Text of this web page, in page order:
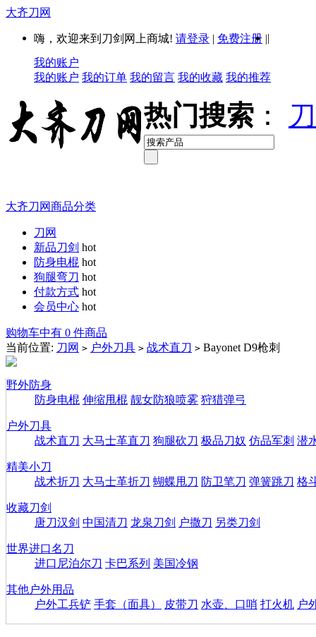
大齐刀网
嗨，欢迎来到刀剑网上商城! 请登录 | 免费注册 ||
我的账户
我的账户 我的订单 我的留言 我的收藏 我的推荐
热门搜索 ：
大齐刀网商品分类
刀网
新品刀剑 hot
防身电棍 hot
狗腿弯刀 hot
付款方式 hot
会员中心 hot
购物车中有 0 件商品
当前位置: 刀网 > 户外刀具 > 战术直刀 > Bayonet D9枪刺
野外防身
防身电棍 伸缩甩棍 靓女防狼喷雾 狩猎弹弓
户外刀具
战术直刀 大马士革直刀 狗腿砍刀 极品刀奴 仿品军刺 潜
精美小刀
战术折刀 大马士革折刀 蝴蝶甩刀 防卫笔刀 弹簧跳刀 格
收藏刀剑
唐刀汉剑 中国清刀 龙泉刀剑 户撒刀 另类刀剑
世界进口名刀
进口尼泊尔刀 卡巴系列 美国冷钢
其他户外用品
户外工兵铲 手套（面具） 皮带刀 水壶、口哨 打火机 户